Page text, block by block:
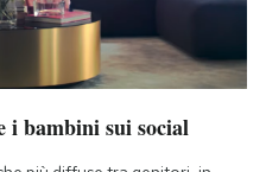
i bambini sui social